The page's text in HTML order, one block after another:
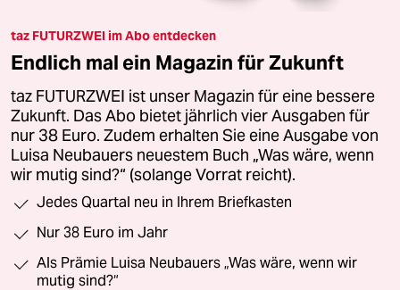
taz FUTURZWEI im Abo entdecken
Endlich mal ein Magazin für Zukunft
taz FUTURZWEI ist unser Magazin für eine bessere
Zukunft. Das Abo bietet jährlich vier Ausgaben für
nur 38 Euro. Zudem erhalten Sie eine Ausgabe von
Luisa Neubauers neuestem Buch „Was wäre, wenn
wir mutig sind?“ (solange Vorrat reicht).
Jedes Quartal neu in Ihrem Briefkasten
Nur 38 Euro im Jahr
Als Prämie Luisa Neubauers „Was wäre, wenn wir
mutig sind?“